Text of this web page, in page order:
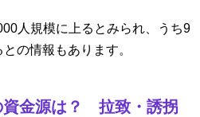
人規模に上るとみられ、うち9
の情報もあります。
資金源は？ 拉致・誘拐